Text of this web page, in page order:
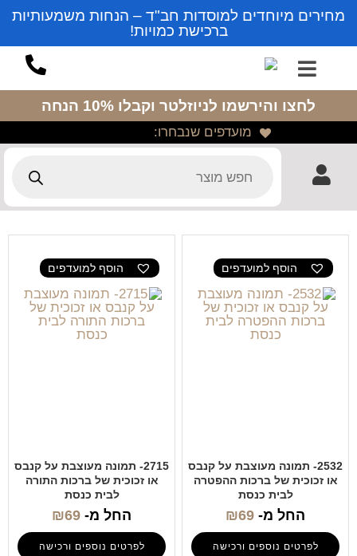
מחירים מיוחדים למוסדות חב"ד – הנחות משמעותיות
ברכישת כמויות!
לחצו והירשמו לניוזלטר וקבלו 10% הנחה
מועדפים שנבחרו:
הוסף למועדפים
2532- תמונה מעוצבת על קנבס
או זכוכית של ברכות ההפטרה
לבית כנסת
החל מ- ₪69
לפרטים נוספים ורכישה
הוסף למועדפים
2715- תמונה מעוצבת על קנבס
או זכוכית של ברכות התורה
לבית כנסת
החל מ- ₪69
לפרטים נוספים ורכישה